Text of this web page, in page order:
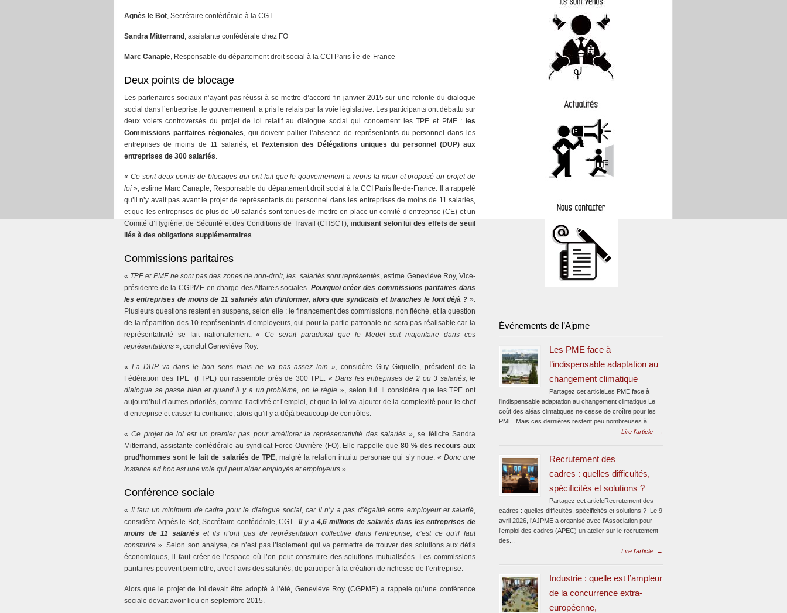
Agnès le Bot, Secrétaire confédérale à la CGT
Sandra Mitterrand , assistante confédérale chez FO
Marc Canaple, Responsable du département droit social à la CCI Paris Île-de-France
Deux points de blocage
Les partenaires sociaux n’ayant pas réussi à se mettre d’accord fin janvier 2015 sur une refonte du dialogue
social dans l’entreprise, le gouvernement a pris le relais par la voie législative. Les participants ont débattu sur
deux volets controversés du projet de loi relatif au dialogue social qui concernent les TPE et PME :
les
Commissions paritaires régionales, qui doivent pallier l’absence de représentants du personnel dans les
entreprises de moins de 11 salariés, et
l’extension des Délégations uniques du personnel (DUP) aux
entreprises de 300 salariés.
« Ce sont deux points de blocages qui ont fait que le gouvernement a repris la main et proposé un projet de
loi», estime Marc Canaple, Responsable du département droit social à la CCI Paris Île-de-France. Il a rappelé
qu’il n’y avait pas avant le projet de représentants du personnel dans les entreprises de moins de 11 salariés,
et que les entreprises de plus de 50 salariés sont tenues de mettre en place un comité d’entreprise (CE) et un
Comité d’Hygiène, de Sécurité et des Conditions de Travail (CHSCT), induisant selon lui des effets de seuil
liés à des obligations supplémentaires.
Commissions paritaires
« TPE et PME ne sont pas des zones de non-droit, les salariés sont représentés, estime Geneviève Roy, Vice-
présidente de la CGPME en charge des Affaires sociales. Pourquoi créer des commissions paritaires dans
les entreprises de moins de 11 salariés afin d’informer, alors que syndicats et branches le font déjà ? ».
Plusieurs questions restent en suspens, selon elle : le financement des commissions, non fléché, et la question
de la répartition des 10 représentants d’employeurs, qui pour la partie patronale ne sera pas réalisable car la
représentativité se fait nationalement. «Ce serait paradoxal que le Medef soit majoritaire dans ces
représentations », conclut Geneviève Roy.
«La DUP va dans le bon sens mais ne va pas assez loin », considère Guy Giquello, président de la
Fédération des TPE (FTPE) qui rassemble près de 300 TPE. « Dans les entreprises de 2 ou 3 salariés, le
dialogue se passe bien et quand il y a un problème, on le règle», selon lui. Il considère que les TPE ont
aujourd’hui d’autres priorités, comme l’activité et l’emploi, et que la loi va ajouter de la complexité pour le chef
d’entreprise et casser la confiance, alors qu’il y a déjà beaucoup de contrôles.
«Ce projet de loi est un premier pas pour améliorer la représentativité des salariés», se félicite Sandra
Mitterrand, assistante confédérale au syndicat Force Ouvrière (FO). Elle rappelle que80 % des recours aux
prud’hommes sont le fait de salariés de TPE,malgré la relation intuitu personae qui s’y noue. « Donc une
instance ad hoc est une voie qui peut aider employés et employeurs ».
Conférence sociale
« Il faut un minimum de cadre pour le dialogue social, car il n’y a pas d’égalité entre employeur et salarié,
considère Agnès le Bot, Secrétaire confédérale, CGT.Il y a 4,6 millions de salariés dans les entreprises de
moins de 11 salariés et ils n’ont pas de représentation collective dans l’entreprise, c’est ce qu’il faut
construire». Selon son analyse, ce n’est pas l’isolement qui va permettre de trouver des solutions aux défis
économiques, il faut créer de l’espace où l’on peut construire des solutions mutualisées. Les commissions
paritaires peuvent permettre, avec l’avis des salariés, de participer à la création de richesse de l’entreprise.
Alors que le projet de loi devait être adopté à l’été, Geneviève Roy (CGPME) a rappelé qu’une conférence
sociale devait avoir lieu en septembre 2015.
Événements de l’Ajpme
Les PME face à
l’indispensable adaptation au
changement climatique
Partagez cet articleLes PME face à
l’indispensable adaptation au changement climatique Le
coût des aléas climatiques ne cesse de croître pour les
PME. Mais ces dernières restent peu nombreuses à...
Lire l'article
→
Recrutement des
cadres : quelles difficultés,
spécificités et solutions ?
Partagez cet articleRecrutement des
cadres : quelles difficultés, spécificités et solutions ? Le 9
avril 2026, l’AJPME a organisé avec l’Association pour
l’emploi des cadres (APEC) un atelier sur le recrutement
des...
Lire l'article
→
Industrie : quelle est l’ampleur
de la concurrence extra-
européenne,